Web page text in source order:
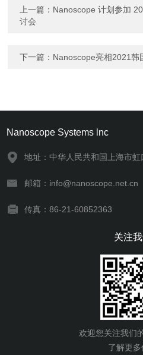
上一篇： Nanoscope 计划参加
讨会
下一篇： Nanoscope亮相2021韩
Nanoscope Systems lnc
地址：中华人民共和国上海市
邮箱：info@nanoscope.net.cn
传真：86-21-60852363
关注
欢迎您关注我们
了解更多